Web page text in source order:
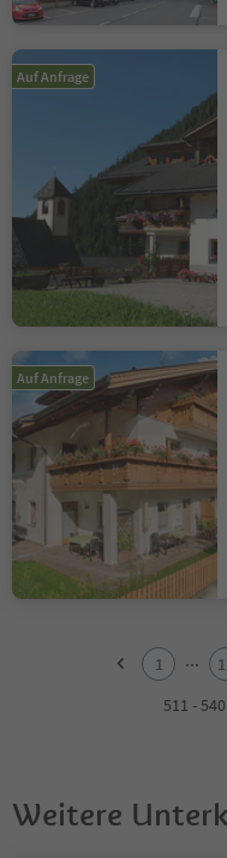
Auf Anfrage
Auf Anfrage
9
1 ...
511 -
Weitere